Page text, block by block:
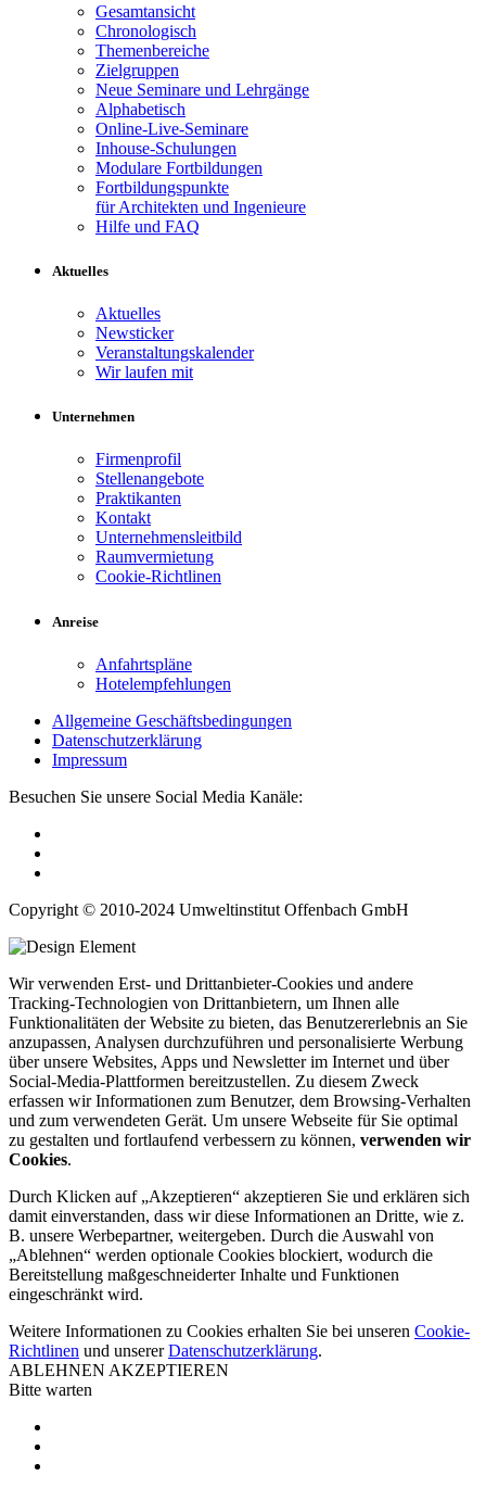
Gesamtansicht
Chronologisch
Themenbereiche
Zielgruppen
Neue Seminare und Lehrgänge
Alphabetisch
Online-Live-Seminare
Inhouse-Schulungen
Modulare Fortbildungen
Fortbildungspunkte
für Architekten und Ingenieure
Hilfe und FAQ
Aktuelles
Aktuelles
Newsticker
Veranstaltungskalender
Wir laufen mit
Unternehmen
Firmenprofil
Stellenangebote
Praktikanten
Kontakt
Unternehmensleitbild
Raumvermietung
Cookie-Richtlinen
Anreise
Anfahrtspläne
Hotelempfehlungen
Allgemeine Geschäftsbedingungen
Datenschutzerklärung
Impressum
Besuchen Sie unsere Social Media Kanäle:
Copyright © 2010-2024 Umweltinstitut Offenbach GmbH
Wir verwenden Erst- und Drittanbieter-Cookies und andere
Tracking-Technologien von Drittanbietern, um Ihnen alle
Funktionalitäten der Website zu bieten, das Benutzererlebnis an Sie
anzupassen, Analysen durchzuführen und personalisierte Werbung
über unsere Websites, Apps und Newsletter im Internet und über
Social-Media-Plattformen bereitzustellen. Zu diesem Zweck
erfassen wir Informationen zum Benutzer, dem Browsing-Verhalten
und zum verwendeten Gerät. Um unsere Webseite für Sie optimal
zu gestalten und fortlaufend verbessern zu können, verwenden wir
Cookies.
Durch Klicken auf „Akzeptieren“ akzeptieren Sie und erklären sich
damit einverstanden, dass wir diese Informationen an Dritte, wie z.
B. unsere Werbepartner, weitergeben. Durch die Auswahl von
„Ablehnen“ werden optionale Cookies blockiert, wodurch die
Bereitstellung maßgeschneiderter Inhalte und Funktionen
eingeschränkt wird.
Weitere Informationen zu Cookies erhalten Sie bei unseren Cookie-
Richtlinen und unsererDatenschutzerklärung.
ABLEHNEN AKZEPTIEREN
Bitte warten